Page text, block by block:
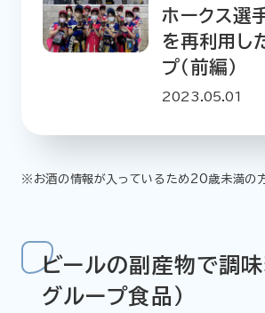
ホークス選
を再利用し
プ（前編）
2023.05.01
※お酒の情報が入っているため20歳未満の
ビールの副産物で調味
グループ食品）